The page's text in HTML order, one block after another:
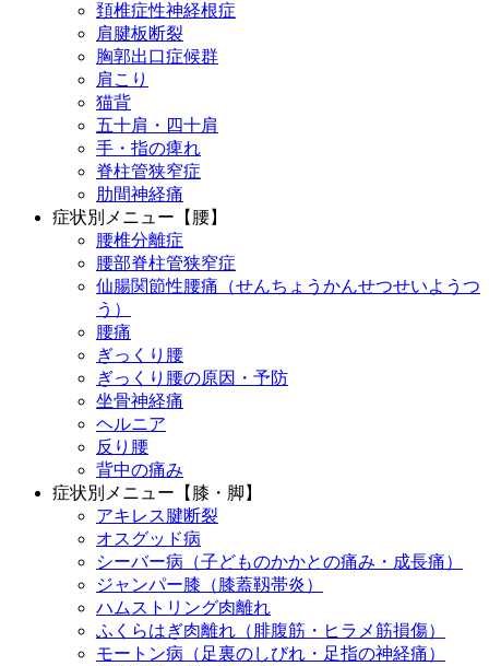
頚椎症性神経根症
肩腱板断裂
胸郭出口症候群
肩こり
猫背
五十肩・四十肩
手・指の痺れ
脊柱管狭窄症
肋間神経痛
症状別メニュー【腰】
腰椎分離症
腰部脊柱管狭窄症
仙腸関節性腰痛（せんちょうかんせつせいようつ
う）
腰痛
ぎっくり腰
ぎっくり腰の原因・予防
坐骨神経痛
ヘルニア
反り腰
背中の痛み
症状別メニュー【膝・脚】
アキレス腱断裂
オスグッド病
シーバー病（子どものかかとの痛み・成長痛）
ジャンパー膝（膝蓋靱帯炎）
ハムストリング肉離れ
ふくらはぎ肉離れ（腓腹筋・ヒラメ筋損傷）
モートン病（足裏のしびれ・足指の神経痛）